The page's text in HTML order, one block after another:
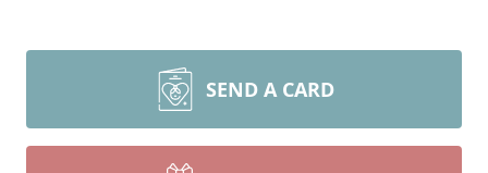
SEND A CARD